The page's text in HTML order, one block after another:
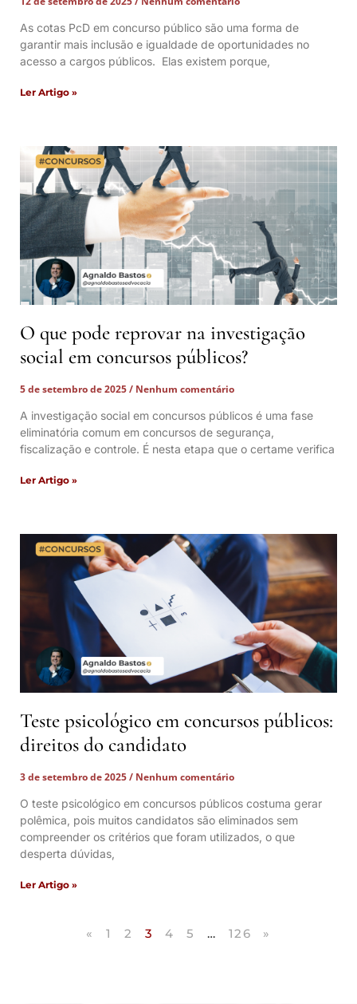
As cotas PcD em concurso público são uma forma de
garantir mais inclusão e igualdade de oportunidades no
acesso a cargos públicos. Elas existem porque,
Ler Artigo »
O que pode reprovar na investigação
social em concursos públicos?
5 de setembro de 2025
Nenhum comentário
A investigação social em concursos públicos é uma fase
eliminatória comum em concursos de segurança,
fiscalização e controle. É nesta etapa que o certame verifica
Ler Artigo »
Teste psicológico em concursos públicos:
direitos do candidato
3 de setembro de 2025
Nenhum comentário
O teste psicológico em concursos públicos costuma gerar
polêmica, pois muitos candidatos são eliminados sem
compreender os critérios que foram utilizados, o que
desperta dúvidas,
Ler Artigo »
« 1 2 3 4 5 … 126 »